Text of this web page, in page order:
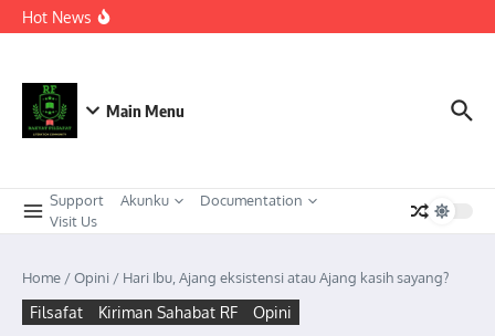
Lewati ke konten
Hot News
STRATEGI ADAPTIF MENGHADAPI PERUBAHAN SOSIAL
Berkeadaban: Refleksi atas Kasus Melonjaknya Harga dan
Kelangkaan Solar Bersubsidi.
Main Menu
Support Akunku
Documentation
Visit Us
Home /Opini / Hari Ibu, Ajang eksistensi atau Ajang kasih sayang?
Filsafat Kiriman Sahabat RF Opini